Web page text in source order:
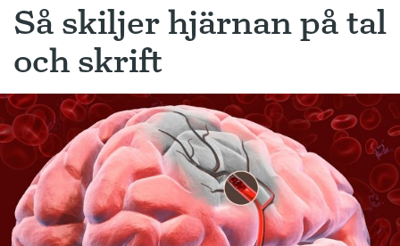
Hem
Krönikor
Språkfrågor
Skrivtips
Bokrecensioner
Kviss
Så skiljer hjärnan på tal
och skrift